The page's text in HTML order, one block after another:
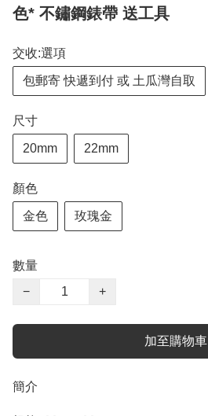
色* 不鏽鋼錶帶 送工具
交收:選項
包郵寄 快遞到付 或 土瓜灣自取
尺寸
20mm 22mm
顏色
金色 玫瑰金
數量
−
+
加至購物車
簡介